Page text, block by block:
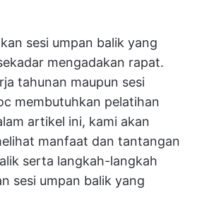
sesi umpan balik yang
mengadakan rapat.
tahunan maupun sesi
membutuhkan pelatihan
artikel ini, kami akan
manfaat dan tantangan
serta langkah-langkah
sesi umpan balik yang